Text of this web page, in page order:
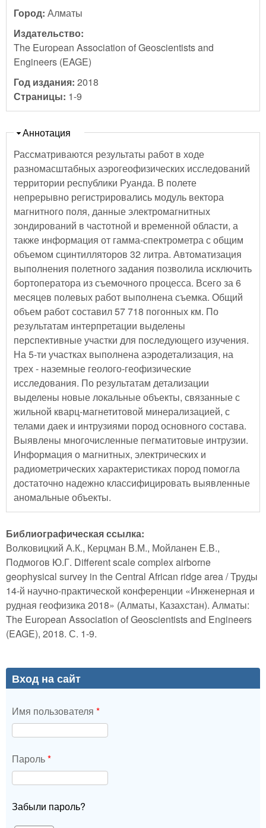
Город: Алматы
Издательство:
The European Association of Geoscientists and
Engineers (EAGE)
Год издания: 2018
Страницы: 1-9
Скрыть
Аннотация
Рассматриваются результаты работ в ходе
разномасштабных аэрогеофизических исследований
территории республики Руанда. В полете
непрерывно регистрировались модуль вектора
магнитного поля, данные электромагнитных
зондирований в частотной и временной области, а
также информация от гамма-спектрометра с общим
объемом сцинтилляторов 32 литра. Автоматизация
выполнения полетного задания позволила исключить
бортоператора из съемочного процесса. Всего за 6
месяцев полевых работ выполнена съемка. Общий
объем работ составил 57 718 погонных км. По
результатам интерпретации выделены
перспективные участки для последующего изучения.
На 5-ти участках выполнена аэродетализация, на
трех - наземные геолого-геофизические
исследования. По результатам детализации
выделены новые локальные объекты, связанные с
жильной кварц-магнетитовой минерализацией, с
телами даек и интрузиями пород основного состава.
Выявлены многочисленные пегматитовые интрузии.
Информация о магнитных, электрических и
радиометрических характеристиках пород помогла
достаточно надежно классифицировать выявленные
аномальные объекты.
Библиографическая ссылка:
Волковицкий А.К., Керцман В.М., Мойланен Е.В.,
Подмогов Ю.Г. Different scale complex airborne
geophysical survey in the Central African ridge area / Труды
14-й научно-практической конференции «Инженерная и
рудная геофизика 2018» (Алматы, Казахстан). Алматы:
The European Association of Geoscientists and Engineers
(EAGE), 2018. С. 1-9.
Вход на сайт
Имя пользователя *
Пароль*
Забыли пароль?